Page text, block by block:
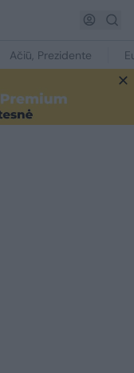
Ačiū, Prezidente